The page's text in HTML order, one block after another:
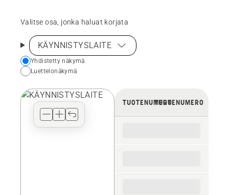
Valitse osa, jonka haluat korjata
KÄYNNISTYSLAITE
Choose
your
view
Yhdistetty näkymä
Luettelonäkymä
TUOTENUMEROTUOTENUMERO